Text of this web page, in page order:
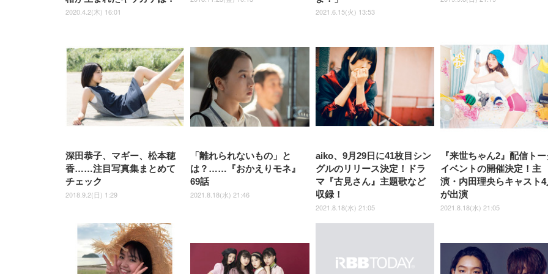
2020.4.2(木) 16:01 2021.6.15(火) 13:53
深田恭子、マギー、松本穂
香……注目写真集まとめて
チェック
2018.9.2(日) 1:29
「離れられないもの」と
は？……『おかえりモネ』
69話
2021.8.18(水) 21:46
aiko、9月29日に41枚目シン
グルのリリース決定！ドラ
マ『古見さん』主題歌など
収録！
2021.8.18(水) 21:05
『来世ちゃん2』配信ト
イベントの開催決定！主
演・内田理央らキャスト4
が出演
2021.8.18(水) 21:05